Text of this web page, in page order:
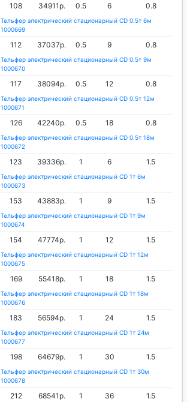
108 34911р. 0.5 6 0.8
Тельфер электрический стационарный CD 0.5т 6м
1000669
112 37037р. 0.5 9 0.8
Тельфер электрический стационарный CD 0.5т 9м
1000670
117 38094р. 0.5 12 0.8
Тельфер электрический стационарный CD 0.5т 12м
1000671
126 42240р. 0.5 18 0.8
Тельфер электрический стационарный CD 0.5т 18м
1000672
123 39336р. 1 6 1.5
Тельфер электрический стационарный CD 1т 6м
1000673
153 43883р. 1 9 1.5
Тельфер электрический стационарный CD 1т 9м
1000674
154 47774р. 1 12 1.5
Тельфер электрический стационарный CD 1т 12м
1000675
169 55418р. 1 18 1.5
Тельфер электрический стационарный CD 1т 18м
1000676
183 56594р. 1 24 1.5
Тельфер электрический стационарный CD 1т 24м
1000677
198 64679р. 1 30 1.5
Тельфер электрический стационарный CD 1т 30м
1000678
212 68541р. 1 36 1.5